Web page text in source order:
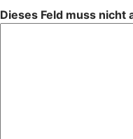
Dieses Feld muss nicht